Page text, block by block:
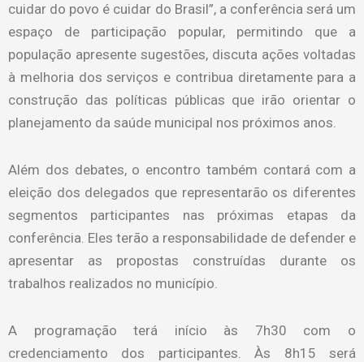
cuidar do povo é cuidar do Brasil”, a conferência será um
espaço de participação popular, permitindo que a
população apresente sugestões, discuta ações voltadas
à melhoria dos serviços e contribua diretamente para a
construção das políticas públicas que irão orientar o
planejamento da saúde municipal nos próximos anos.
Além dos debates, o encontro também contará com a
eleição dos delegados que representarão os diferentes
segmentos participantes nas próximas etapas da
conferência. Eles terão a responsabilidade de defender e
apresentar as propostas construídas durante os
trabalhos realizados no município.
A programação terá início às 7h30 com o
credenciamento dos participantes. Às 8h15 será